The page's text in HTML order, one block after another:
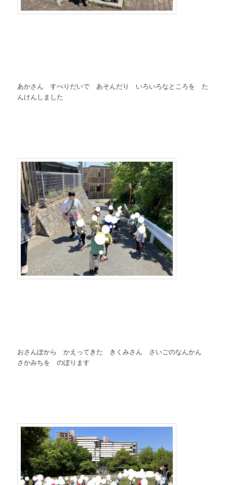
あかさん すべりだいで あそんだり いろいろなところを た
んけんしました
おさんぽから かえってきた きくみさん さいごのなんかん
さかみちを のぼります